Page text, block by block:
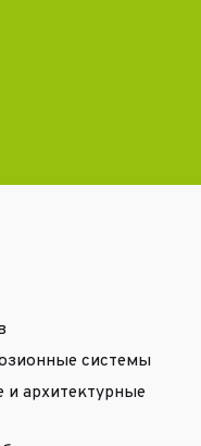
системы
архитектурные